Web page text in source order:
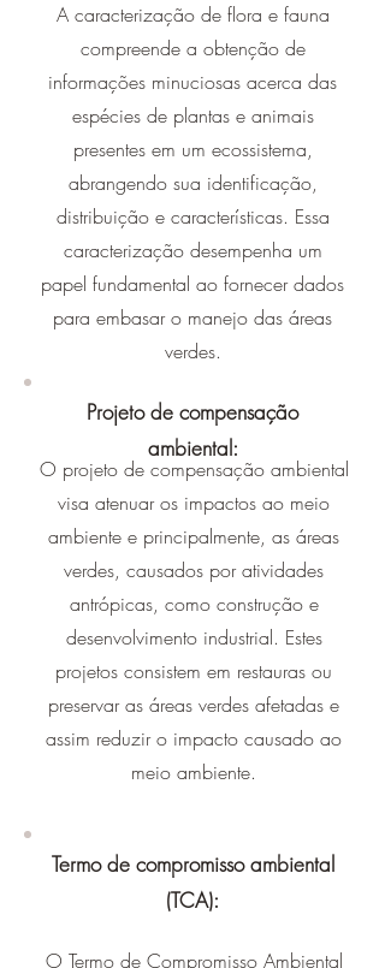
A caracterização de flora e fauna
compreende a obtenção de
informações minuciosas acerca das
espécies de plantas e animais
presentes em um ecossistema,
abrangendo sua identificação,
distribuição e características. Essa
caracterização desempenha um
papel fundamental ao fornecer dados
para embasar o manejo das áreas
verdes.
Projeto de compensação
ambiental:
O projeto de compensação ambiental
visa atenuar os impactos ao meio
ambiente e principalmente, as áreas
verdes, causados por atividades
antrópicas, como construção e
desenvolvimento industrial. Estes
projetos consistem em restauras ou
preservar as áreas verdes afetadas e
assim reduzir o impacto causado ao
meio ambiente.
Termo de compromisso ambiental
(TCA):
O Termo de Compromisso Ambiental